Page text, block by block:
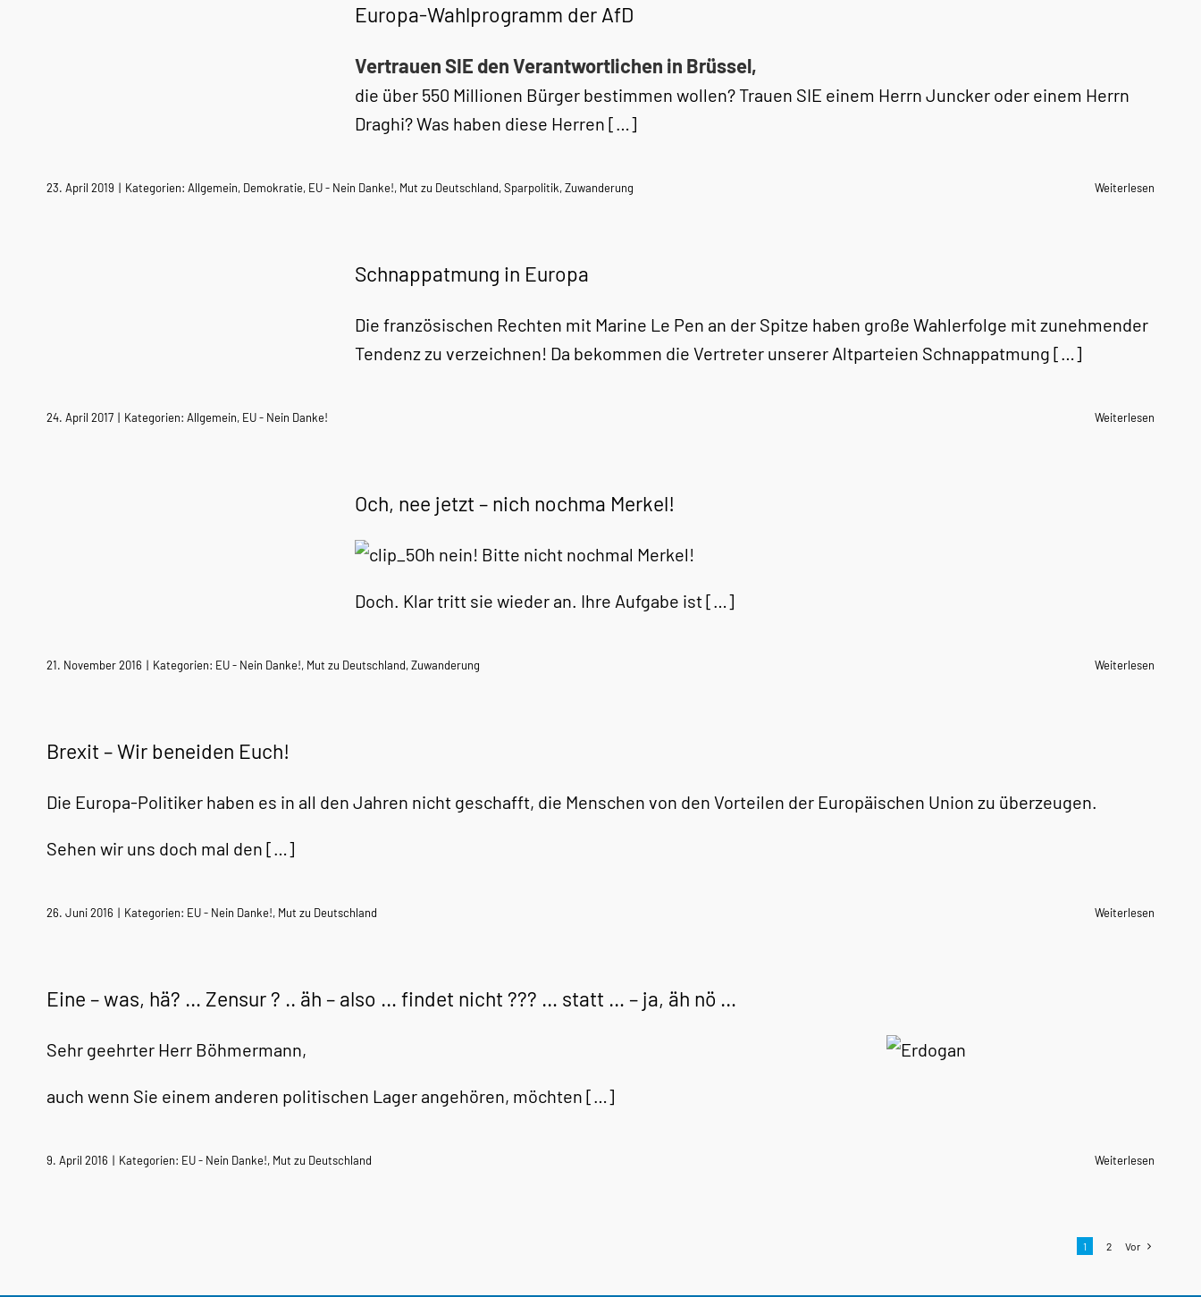
Europa-Wahlprogramm der AfD
Vertrauen SIE den Verantwortlichen in Brüssel,
die über 550 Millionen Bürger bestimmen wollen? Trauen SIE einem Herrn Juncker oder einem Herrn
Draghi? Was haben diese Herren […]
23. April 2019 | Kategorien: Allgemein, Demokratie, EU - Nein Danke!, Mut zu Deutschland,Sparpolitik,Zuwanderung Weiterlesen
Schnappatmung in Europa
Die französischen Rechten mit Marine Le Pen an der Spitze haben große Wahlerfolge mit zunehmender
Tendenz zu verzeichnen! Da bekommen die Vertreter unserer Altparteien Schnappatmung […]
24. April 2017 | Kategorien: Allgemein, EU - Nein Danke! Weiterlesen
Och, nee jetzt – nich nochma Merkel!
Oh nein! Bitte nicht nochmal Merkel!
Doch. Klar tritt sie wieder an. Ihre Aufgabe ist […]
21. November 2016 | Kategorien: EU - Nein Danke!, Mut zu Deutschland,Zuwanderung Weiterlesen
Brexit – Wir beneiden Euch!
Die Europa-Politiker haben es in all den Jahren nicht geschafft, die Menschen von den Vorteilen der Europäischen Union zu überzeugen.
Sehen wir uns doch mal den […]
26. Juni 2016 | Kategorien: EU - Nein Danke!, Mut zu Deutschland Weiterlesen
Eine – was, hä? … Zensur ? .. äh – also … findet nicht ??? … statt … – ja, äh nö …
Sehr geehrter Herr Böhmermann,
auch wenn Sie einem anderen politischen Lager angehören, möchten […]
9. April 2016 | Kategorien: EU - Nein Danke!, Mut zu Deutschland Weiterlesen
1 2 Vor